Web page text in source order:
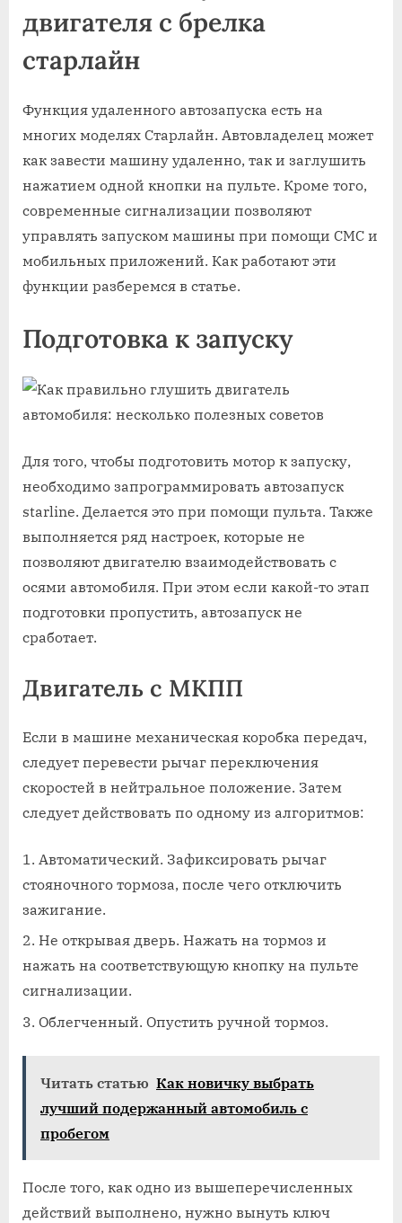
двигателя с брелка
старлайн
Функция удаленного автозапуска есть на
многих моделях Старлайн. Автовладелец может
как завести машину удаленно, так и заглушить
нажатием одной кнопки на пульте. Кроме того,
современные сигнализации позволяют
управлять запуском машины при помощи СМС и
мобильных приложений. Как работают эти
функции разберемся в статье.
Подготовка к запуску
Для того, чтобы подготовить мотор к запуску,
необходимо запрограммировать автозапуск
starline. Делается это при помощи пульта. Также
выполняется ряд настроек, которые не
позволяют двигателю взаимодействовать с
осями автомобиля. При этом если какой-то этап
подготовки пропустить, автозапуск не
сработает.
Двигатель с МКПП
Если в машине механическая коробка передач,
следует перевести рычаг переключения
скоростей в нейтральное положение. Затем
следует действовать по одному из алгоритмов:
Автоматический. Зафиксировать рычаг
стояночного тормоза, после чего отключить
зажигание.
Не открывая дверь. Нажать на тормоз и
нажать на соответствующую кнопку на пульте
сигнализации.
Облегченный. Опустить ручной тормоз.
Читать статью Как новичку выбрать
лучший подержанный автомобиль с
пробегом
После того, как одно из вышеперечисленных
действий выполнено, нужно вынуть ключ